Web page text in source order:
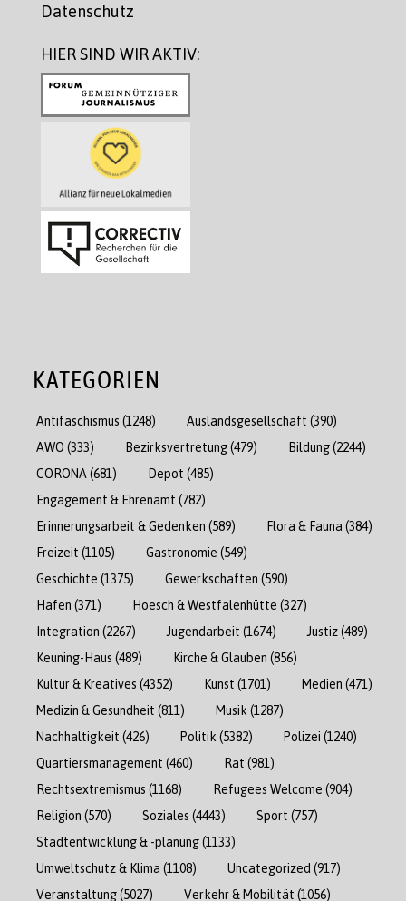
Datenschutz
HIER SIND WIR AKTIV:
KATEGORIEN
Antifaschismus (1248) Auslandsgesellschaft (390)
AWO (333) Bezirksvertretung(479) Bildung(2244)
CORONA(681) Depot (485)
Engagement & Ehrenamt (782)
Erinnerungsarbeit & Gedenken (589) Flora & Fauna (384)
Freizeit (1105) Gastronomie (549)
Geschichte (1375) Gewerkschaften (590)
Hafen (371) Hoesch & Westfalenhütte (327)
Integration (2267) Jugendarbeit (1674) Justiz(489)
Keuning-Haus (489) Kirche & Glauben (856)
Kultur & Kreatives (4352) Kunst (1701) Medien (471)
Medizin & Gesundheit (811) Musik(1287)
Nachhaltigkeit (426) Politik(5382) Polizei (1240)
Quartiersmanagement (460) Rat (981)
Rechtsextremismus (1168) Refugees Welcome (904)
Religion (570) Soziales (4443) Sport (757)
Stadtentwicklung & -planung(1133)
Umweltschutz & Klima (1108) Uncategorized (917)
Veranstaltung(5027) Verkehr & Mobilität (1056)